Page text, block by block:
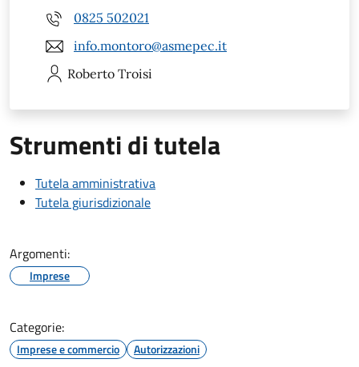
0825 502021
info.montoro@asmepec.it
Roberto Troisi
Strumenti di tutela
Tutela amministrativa
Tutela giurisdizionale
Argomenti:
Imprese
Categorie:
Imprese e commercio Autorizzazioni